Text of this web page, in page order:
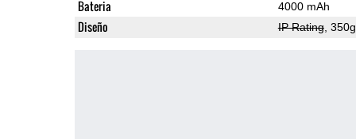
Bateria 4000 mAh
Diseño IP Rating,